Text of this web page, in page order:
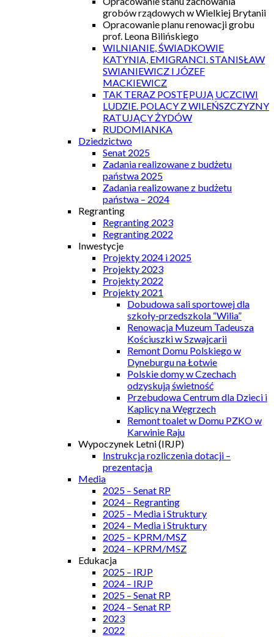
grobów rządowych w Wielkiej Brytanii
Opracowanie planu renowacji grobu
prof. Leona Bilińskiego
WILNIANIE, ŚWIADKOWIE
KATYNIA, EMIGRANCI. STANISŁAW
SWIANIEWICZ I JÓZEF
MACKIEWICZ
TAK TERAZ POSTĘPUJĄ UCZCIWI
LUDZIE. POLACY Z WILEŃSZCZYZNY
RATUJĄCY ŻYDÓW
RUDOMIANKA
Dziedzictwo
Senat 2025
Zadania realizowane z budżetu
państwa 2025
Zadania realizowane z budżetu
państwa – 2024
Regranting
Regranting 2023
Regranting 2022
Inwestycje
Projekty 2024 i 2025
Projekty 2023
Projekty 2022
Projekty 2021
Dobudowa sali sportowej dla
szkoły-przedszkola “Wilia”
Renowacja Muzeum Tadeusza
Kościuszki w Szwajcarii
Remont Domu Polskiego w
Dyneburgu na Łotwie
Polskie domy w Czechach
odzyskują świetność
Przebudowa Centrum dla Dzieci i
Kaplicy na Węgrzech
Remont toalet w Domu PZKO w
Karwinie Raju
Wypoczynek Letni (IRJP)
Instrukcja rozliczenia dotacji –
prezentacja
Media
2025 – Senat RP
2024 – Regranting
2025 – Media i Struktury
2024 – Media i Struktury
2025 – KPRM/MSZ
2024 – KPRM/MSZ
Edukacja
2025 – IRJP
2024 – IRJP
2025 – Senat RP
2024 – Senat RP
2023
2022